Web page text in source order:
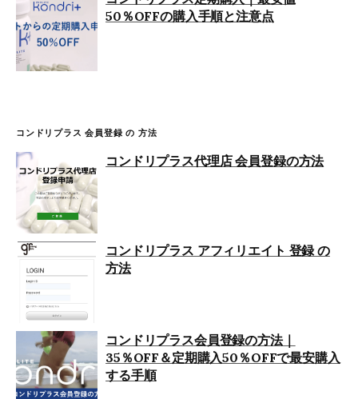
50％OFFの購入手順と注意点
コンドリプラス 会員登録 の 方法
コンドリプラス代理店 会員登録の方法
コンドリプラス アフィリエイト 登録 の
方法
コンドリプラス会員登録の方法｜
35％OFF＆定期購入50％OFFで最安購入
する手順